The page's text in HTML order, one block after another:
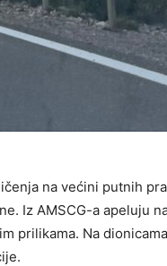
na većini putnih
Iz AMSCG-a apeluju
prilikama. Na